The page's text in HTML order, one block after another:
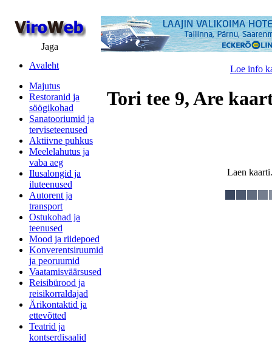
Jaga
Avaleht
Majutus
Restoranid ja
söögikohad
Sanatooriumid ja
terviseteenused
Aktiivne puhkus
Meelelahutus ja
vaba aeg
Ilusalongid ja
iluteenused
Autorent ja
transport
Ostukohad ja
teenused
Mood ja riidepoed
Konverentsiruumid
ja peoruumid
Vaatamisväärsused
Reisibürood ja
reisikorraldajad
Ärikontaktid ja
ettevõtted
Teatrid ja
kontserdisaalid
Loe info
Tori tee 9, Are
Laen